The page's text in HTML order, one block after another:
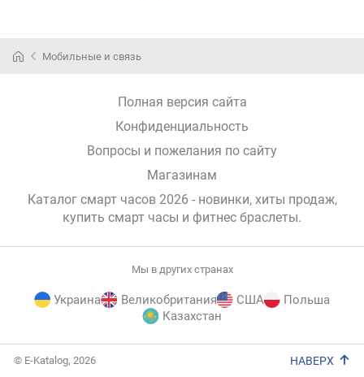
Мобильные и связь
Полная версия сайта
Конфиденциальность
Вопросы и пожелания по сайту
Магазинам
Каталог смарт часов 2026 - новинки, хиты продаж,
купить смарт часы и фитнес браслеты.
Мы в других странах
Украина Великобритания США
Польша
Казахстан
© E-Katalog, 2026 НАВЕРХ